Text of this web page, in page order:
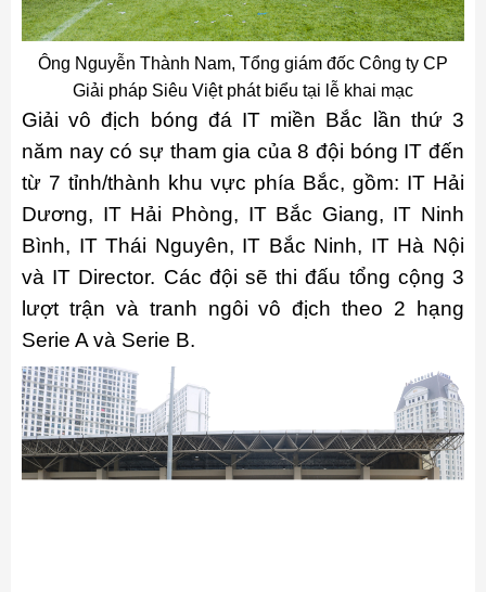
Ông Nguyễn Thành Nam, Tổng giám đốc Công ty CP
Giải pháp Siêu Việt phát biểu tại lễ khai mạc
Giải vô địch bóng đá IT miền Bắc lần thứ 3
năm nay có sự tham gia của 8 đội bóng IT đến
từ 7 tỉnh/thành khu vực phía Bắc, gồm: IT Hải
Dương, IT Hải Phòng, IT Bắc Giang, IT Ninh
Bình, IT Thái Nguyên, IT Bắc Ninh, IT Hà Nội
và IT Director. Các đội sẽ thi đấu tổng cộng 3
lượt trận và tranh ngôi vô địch theo 2 hạng
Serie A và Serie B.